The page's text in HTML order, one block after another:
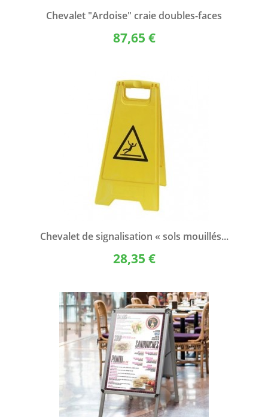
Chevalet "Ardoise" craie doubles-faces
87,65 €
Chevalet de signalisation « sols mouillés...
28,35 €